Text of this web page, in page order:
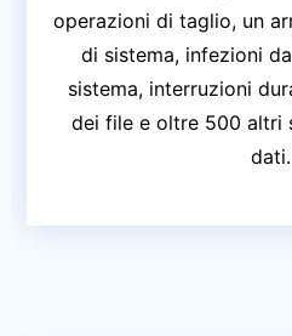
operazioni di taglio, un
di sistema, infezioni
sistema, interruzioni
dei file e oltre 500 altri
dati.